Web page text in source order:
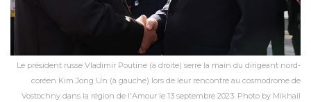
Le président russe Vladimir Poutine (à droite) serre la main du dirigeant nord-
coréen Kim Jong Un (à gauche) lors de leur rencontre au cosmodrome de
Vostochny dans la région de l'Amour le 13 septembre 2023. Photo by Mikhail